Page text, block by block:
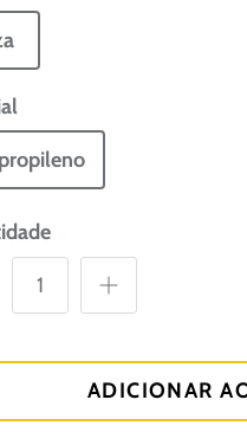
ADICIONAR